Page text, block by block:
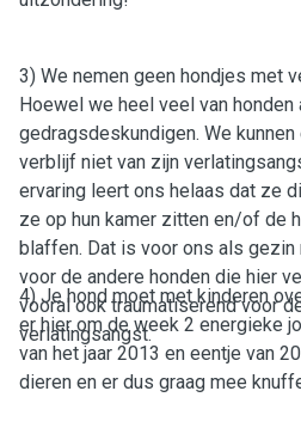
3) We nemen geen hondjes met
Hoewel we heel veel van
gedragsdeskundigen. We
verblijf niet van zijn
ervaring leert ons helaas dat ze
ze op hun kamer zitten en/of de
blaffen. Dat is voor ons als
voor de andere honden die hier
vooral ook traumatiserend voor
verlatingsangst.
4) Je hond moet met kinderen
er hier om de week 2 energieke
van het jaar 2013 en eentje van
dieren en er dus graag mee